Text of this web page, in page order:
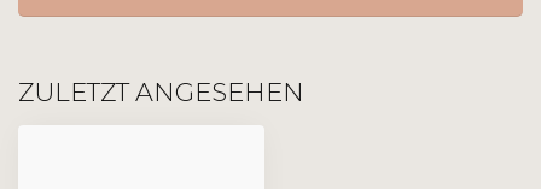
ZULETZT ANGESEHEN